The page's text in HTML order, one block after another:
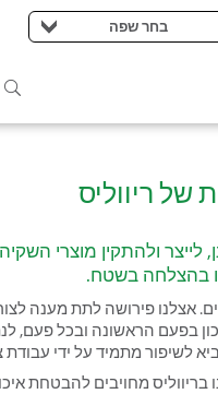
בחר שפה
של ריווליס
לייצר ולהתקין מוצרי
בהצלחה בשטח.
אצלנו פירושה לתת מענה
בפעם הראשונה ובכל פעם,
לשיפור מתמיד על ידי עבודת
בריווליס מחויבים להבטחת